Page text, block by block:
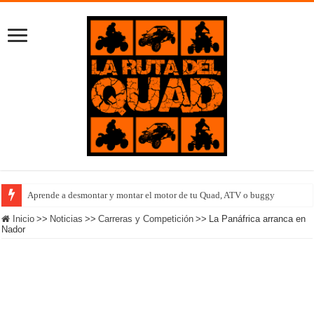
Aprende a desmontar y montar el motor de tu Quad, ATV o buggy
Equipo femenino Polaris completa el Outlanding 2022 en Islandia
Inicio >> Noticias >> Carreras y Competición >> La Panáfrica arranca en
Nador